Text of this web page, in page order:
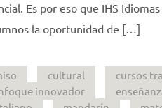
Es por eso que IHS
la oportunidad de […]
cultural
cursos
innovador